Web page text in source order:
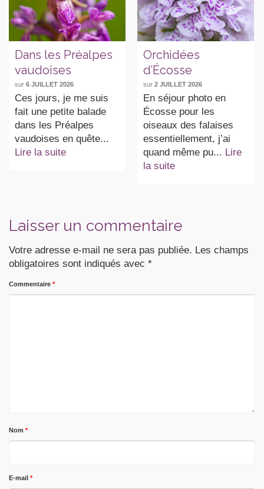
Dans les Préalpes
vaudoises
sur 6 JUILLET 2026
Ces jours, je me suis
fait une petite balade
dans les Préalpes
vaudoises en quête...
Lire la suite
Orchidées
d’Écosse
sur 2 JUILLET 2026
En séjour photo en
Écosse pour les
oiseaux des falaises
essentiellement, j’ai
quand même pu... Lire
la suite
Laisser un commentaire
Votre adresse e-mail ne sera pas publiée. Les champs
obligatoires sont indiqués avec *
Commentaire *
Nom *
E-mail *